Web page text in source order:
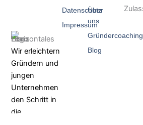
Über
uns
Gründercoaching
Blog
Datenschutz
Impressum
Wir erleichtern
Gründern und
jungen
Unternehmen
den Schritt in
die